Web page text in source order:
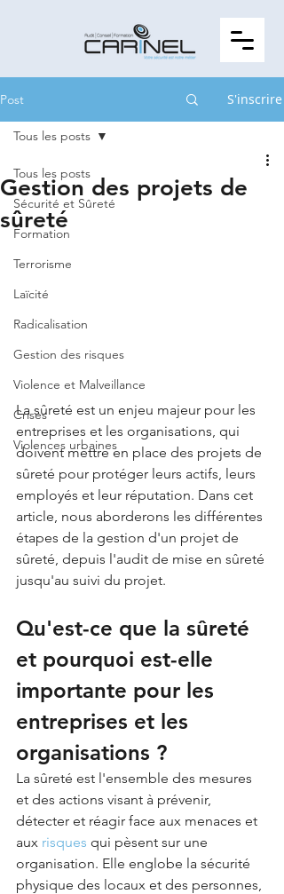
Post S'inscrire
Tous les posts
Sécurité et Sûreté
Formation
Terrorisme
Laïcité
Radicalisation
Gestion des risques
Violence et Malveillance
Crises
Violences urbaines
Tous les posts
Gestion des projets de
sûreté
La sûreté est un enjeu majeur pour les
entreprises et les organisations, qui
doivent mettre en place des projets de
sûreté pour protéger leurs actifs, leurs
employés et leur réputation. Dans cet
article, nous aborderons les différentes
étapes de la gestion d'un projet de
sûreté, depuis l'audit de mise en sûreté
jusqu'au suivi du projet.
Qu'est-ce que la sûreté
et pourquoi est-elle
importante pour les
entreprises et les
organisations ?
La sûreté est l'ensemble des mesures
et des actions visant à prévenir,
détecter et réagir face aux menaces et
aux risques qui pèsent sur une
organisation. Elle englobe la sécurité
physique des locaux et des personnes,